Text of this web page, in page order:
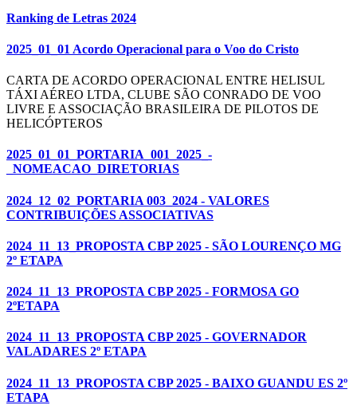
Ranking de Letras 2024
2025_01_01 Acordo Operacional para o Voo do Cristo
CARTA DE ACORDO OPERACIONAL ENTRE HELISUL
TÁXI AÉREO LTDA, CLUBE SÃO CONRADO DE VOO
LIVRE E ASSOCIAÇÃO BRASILEIRA DE PILOTOS DE
HELICÓPTEROS
2025_01_01_PORTARIA_001_2025_-
_NOMEACAO_DIRETORIAS
2024_12_02_PORTARIA 003_2024 - VALORES
CONTRIBUIÇÕES ASSOCIATIVAS
2024_11_13_PROPOSTA CBP 2025 - SÃO LOURENÇO MG
2º ETAPA
2024_11_13_PROPOSTA CBP 2025 - FORMOSA GO
2ºETAPA
2024_11_13_PROPOSTA CBP 2025 - GOVERNADOR
VALADARES 2º ETAPA
2024_11_13_PROPOSTA CBP 2025 - BAIXO GUANDU ES 2º
ETAPA